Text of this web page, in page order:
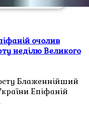
очолив
неділю Великого
Блаженнійший
Епіфаній